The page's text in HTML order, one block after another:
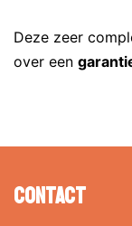
Deze zeer
over een
Contact